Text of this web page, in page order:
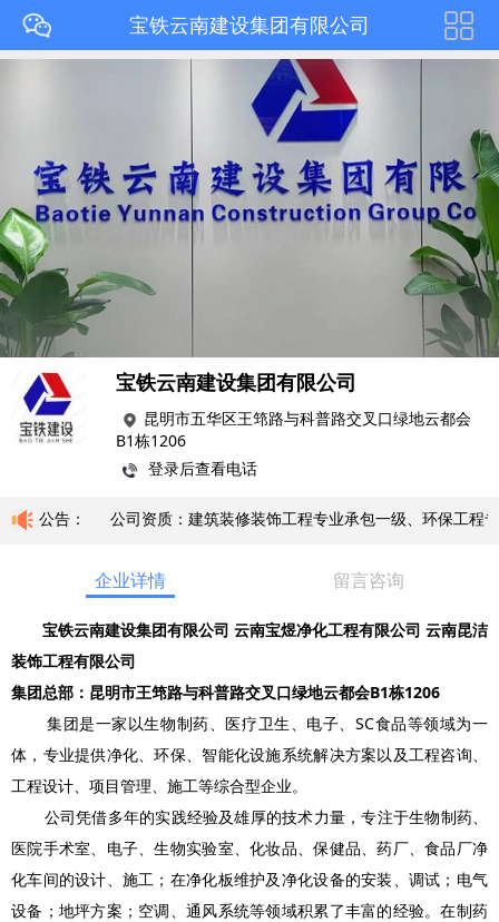
宝铁云南建设集团有限公司
宝铁云南建设集团有限公司
昆明市五华区王筇路与科普路交叉口绿地云都会
B1栋1206
登录后查看电话
公告：
公司资质：建筑装修装饰工程专业承包一级、环保工程专业承包三
企业详情 留言咨询
宝铁云南建设集团有限公司 云南宝煜净化工程有限公司 云南昆洁
装饰工程有限公司
集团总部：昆明市王筇路与科普路交叉口绿地云都会B1栋1206
集团是一家以生物制药、医疗卫生、电子、SC食品等领域为一
体，专业提供净化、环保、智能化设施系统解决方案以及工程咨询、
工程设计、项目管理、施工等综合型企业。
公司凭借多年的实践经验及雄厚的技术力量，专注于生物制药、
医院手术室、电子、生物实验室、化妆品、保健品、药厂、食品厂净
化车间的设计、施工；在净化板维护及净化设备的安装、调试；电气
设备；地坪方案；空调、通风系统等领域积累了丰富的经验。在制药